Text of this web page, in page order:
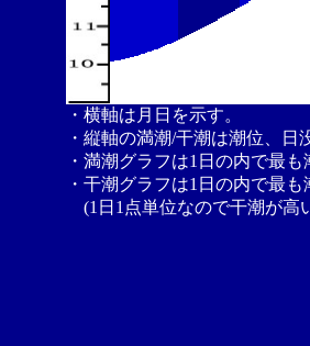
・横軸は月日を示す。
・縦軸の満潮/干潮は潮位、
・満潮グラフは1日の内で最
・干潮グラフは1日の内で最
(1日1点単位なので干潮が高